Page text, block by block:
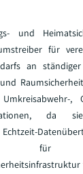
und
für
an
,
da